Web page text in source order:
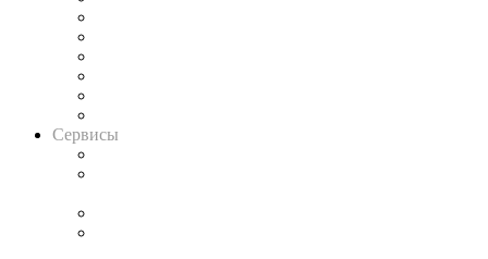
Сервисы